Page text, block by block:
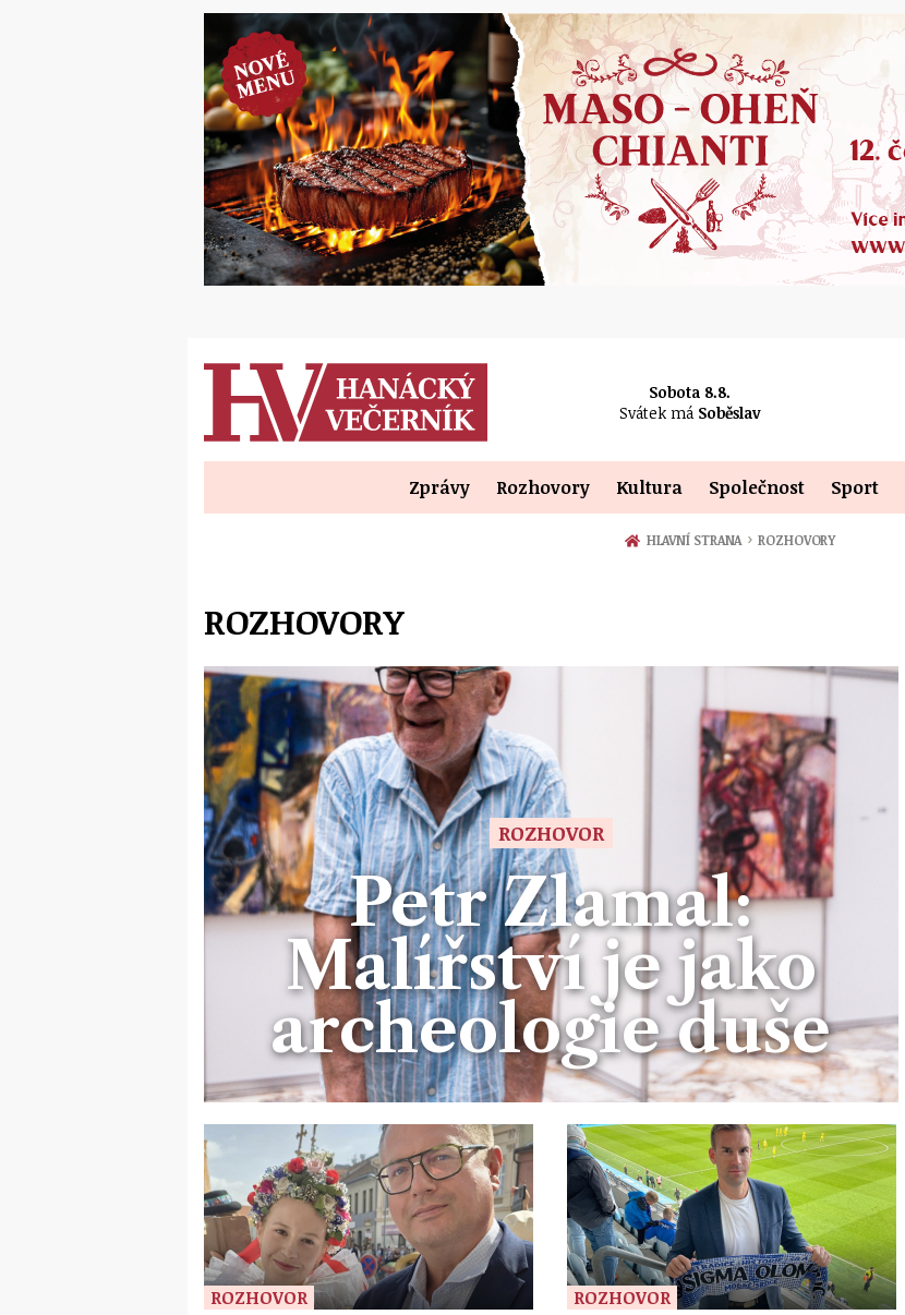
Sobota 8.8.
Svátek má Soběslav
Zprávy Rozhovory Kultura Společnost Sport
HLAVNÍ STRANA › ROZHOVORY
ROZHOVORY
ROZHOVOR
Petr Zlamal:
Malířství je jako
archeologie duše
ROZHOVOR ROZHOVOR